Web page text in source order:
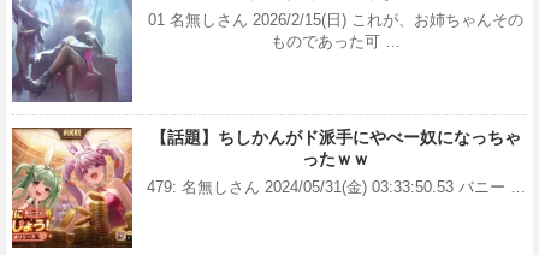
01 名無しさん 2026/2/15(日) これが、お姉ちゃんその
ものであった可 …
【話題】ちしかんがド派手にやべー奴になっちゃ
ったｗｗ
479: 名無しさん 2024/05/31(金) 03:33:50.53 バニー …